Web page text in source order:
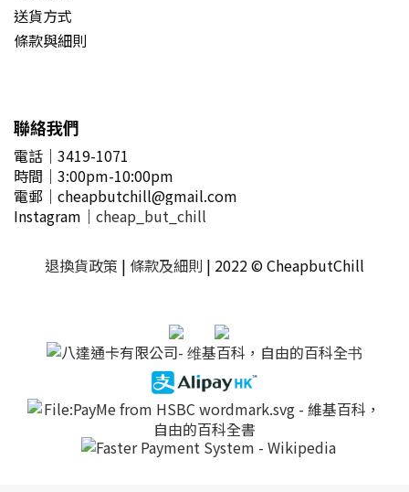
送貨方式
條款與細則
聯絡我們
電話｜3419-1071
時間 ｜3:00pm-10:00pm
電郵 ｜ cheapbutchill@gmail.com
Instagram｜ cheap_but_chill
退換貨政策 | 條款及細則 | 2022 © CheapbutChill